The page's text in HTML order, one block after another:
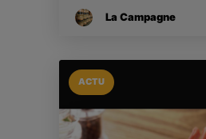
La Campagne
ACTU